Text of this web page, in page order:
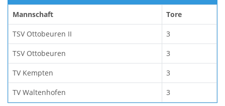
Mannschaft Tore
TSV Ottobeuren II 3
TSV Ottobeuren 3
TV Kempten 3
TV Waltenhofen 3